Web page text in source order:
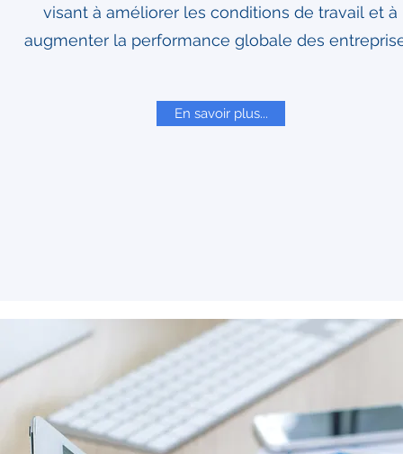
visant à améliorer les conditions de travail et à
augmenter la performance globale des
En savoir plus...